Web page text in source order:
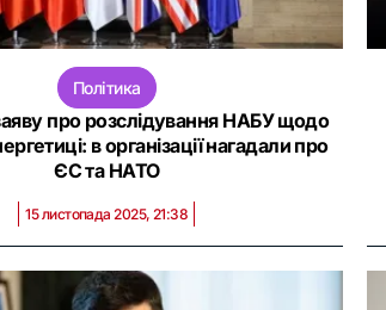
Політика
про розслідування НАБУ щодо
в організації нагадали про
ЄС та НАТО
15 листопада 2025, 21:38